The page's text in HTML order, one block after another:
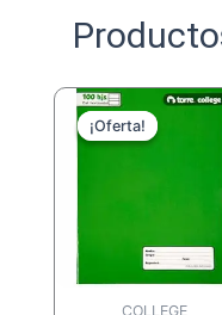
¡Oferta!
¡Oferta!
COLLEGE